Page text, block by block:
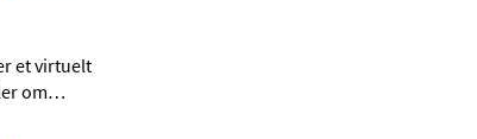
et virtuelt
om…